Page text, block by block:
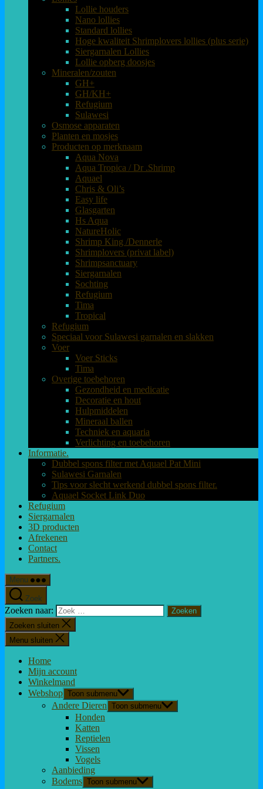
Lollie houders
Nano lollies
Standard lollies
Hoge kwaliteit Shrimplovers lollies (plus serie)
Siergarnalen Lollies
Lollie opberg doosjes
Mineralen/zouten
GH+
GH/KH+
Refugium
Sulawesi
Osmose apparaten
Planten en mosjes
Producten op merknaam
Aqua Nova
Aqua Tropica / Dr .Shrimp
Aquael
Chris & Oli’s
Easy life
Glasgarten
Hs Aqua
NatureHolic
Shrimp King /Dennerle
Shrimplovers (privat label)
Shrimpsanctuary
Siergarnalen
Sochting
Refugium
Tima
Tropical
Refugium
Speciaal voor Sulawesi garnalen en slakken
Voer
Voer Sticks
Tima
Overige toebehoren
Gezondheid en medicatie
Decoratie en hout
Hulpmiddelen
Mineraal ballen
Techniek en aquaria
Verlichting en toebehoren
Informatie.
Dubbel spons filter met Aquael Pat Mini
Sulawesi Garnalen
Tips voor slecht werkend dubbel spons filter.
Aquael Socket Link Duo
Refugium
Siergarnalen
3D producten
Afrekenen
Contact
Partners.
Menu
Zoek
Zoeken naar:
Zoeken sluiten
Menu sluiten
Home
Mijn account
Winkelmand
Webshop Toon submenu
Andere Dieren Toon submenu
Honden
Katten
Reptielen
Vissen
Vogels
Aanbieding
Bodems Toon submenu